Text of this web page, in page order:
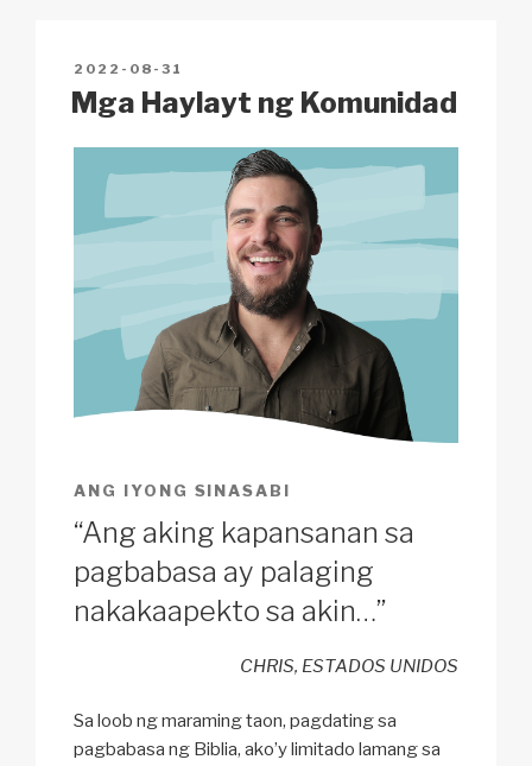
n
k
o
k
p
at
POSTED
ON
2022-08-31
Mga Haylayt ng Komunidad
ANG IYONG SINASABI
“Ang aking kapansanan sa
pagbabasa ay palaging
nakakaapekto sa akin…”
CHRIS, ESTADOS UNIDOS
Sa loob ng maraming taon, pagdating sa
pagbabasa ng Biblia, ako’y limitado lamang sa